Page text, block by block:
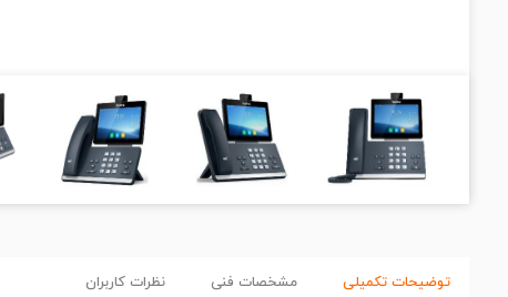
توضیحات تکمیلی مشخصات فنی نظرات کاربران